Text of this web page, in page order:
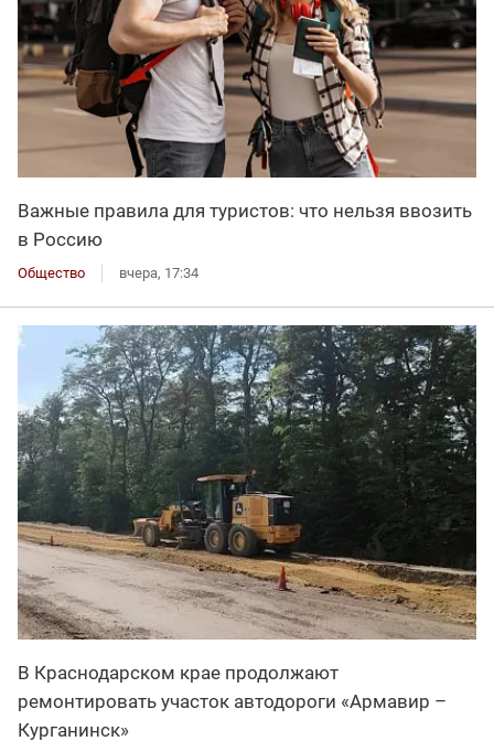
Важные правила для туристов: что нельзя ввозить
в Россию
Общество вчера, 17:34
В Краснодарском крае продолжают
ремонтировать участок автодороги «Армавир –
Курганинск»